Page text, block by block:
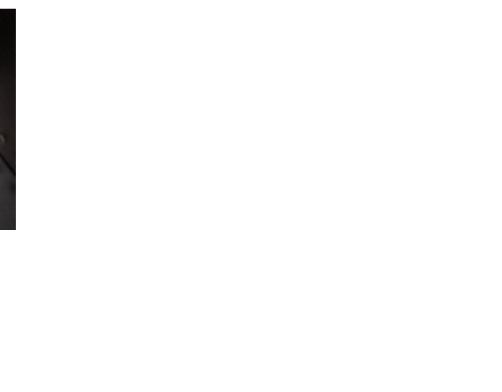
）
（需提前预约）
（需提前预约）
中心（北京总部）（需提前预约）
需提前预约）
心（需提前预约）
中心（需提前预约）